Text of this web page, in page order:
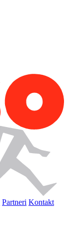
Partneri Kontakt